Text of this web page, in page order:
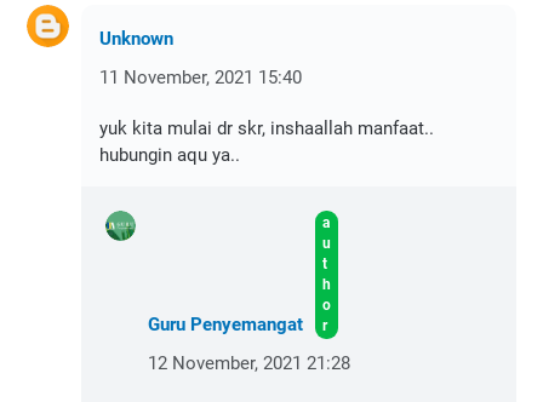
Unknown
11 November, 2021 15:40
yuk kita mulai dr skr, inshaallah manfaat..
hubungin aqu ya..
Guru Penyemangat
12 November, 2021 21:28